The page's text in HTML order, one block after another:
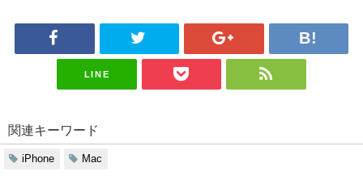
LINE
関連キーワード
iPhone Mac